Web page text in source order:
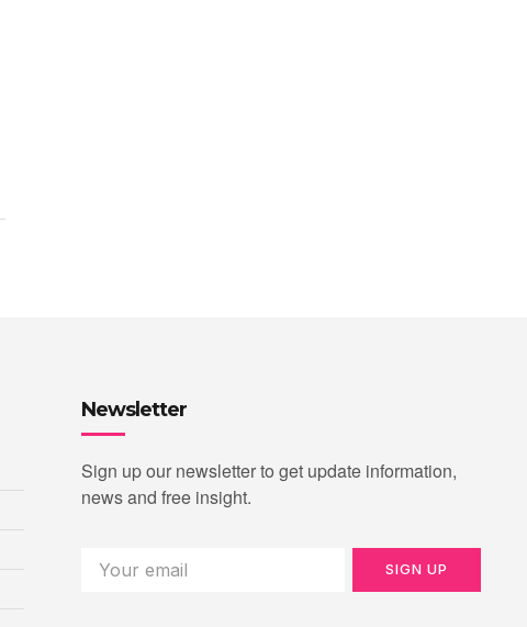
Newsletter
Sign up our newsletter to get update information,
news and free insight.
SIGN UP